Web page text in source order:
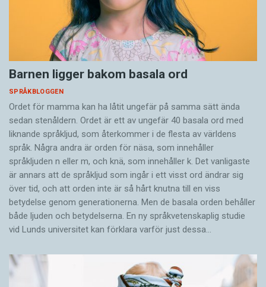
Barnen ligger bakom basala ord
SPRÅKBLOGGEN
Ordet för mamma kan ha låtit ungefär på samma sätt ända
sedan stenåldern. Ordet är ett av ungefär 40 basala ord med
liknande språkljud, som återkommer i de flesta av världens
språk. Några andra är orden för näsa, som innehåller
språkljuden n eller m, och knä, som innehåller k. Det vanligaste
är annars att de språkljud som ingår i ett visst ord ändrar sig
över tid, och att orden inte är så hårt knutna till en viss
betydelse genom generationerna. Men de basala orden behåller
både ljuden och betydelserna. En ny språkvetenskaplig studie
vid Lunds universitet kan förklara varför just dessa…